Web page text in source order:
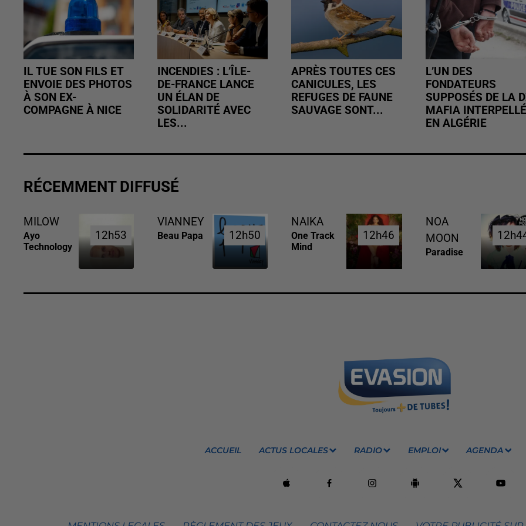
IL TUE SON FILS ET
ENVOIE DES PHOTOS
À SON EX-
COMPAGNE À NICE
INCENDIES : L’ÎLE-
DE-FRANCE LANCE
UN ÉLAN DE
SOLIDARITÉ AVEC
LES...
APRÈS TOUTES CES
CANICULES, LES
REFUGES DE FAUNE
SAUVAGE SONT...
L’UN DES
FONDATEURS
SUPPOSÉS DE LA
MAFIA INTERPELLÉ
EN ALGÉRIE
RÉCEMMENT DIFFUSÉ
MILOW
Ayo
Technology
12h53
12h53
VIANNEY
Beau Papa 12h50
12h50
NAIKA
One Track
Mind
12h46
12h46
NOA
MOON
Paradise
ACCUEIL ACTUS LOCALES RADIO EMPLOI AGENDA